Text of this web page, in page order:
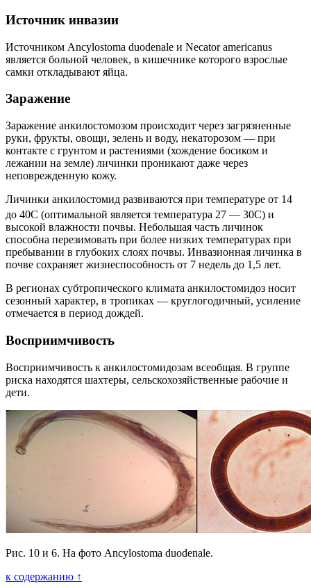
Источник инвазии
Источником Ancylostoma duodenale и Necator americanus
является больной человек, в кишечнике которого взрослые
самки откладывают яйца.
Заражение
Заражение анкилостомозом происходит через загрязненные
руки, фрукты, овощи, зелень и воду, некаторозом — при
контакте с грунтом и растениями (хождение босиком и
лежании на земле) личинки проникают даже через
неповрежденную кожу.
Личинки анкилостомид развиваются при температуре от 14
до 40С (оптимальной является температура 27 — 30С) и
высокой влажности почвы. Небольшая часть личинок
способна перезимовать при более низких температурах при
пребывании в глубоких слоях почвы. Инвазионная личинка в
почве сохраняет жизнеспособность от 7 недель до 1,5 лет.
В регионах субтропического климата анкилостомидоз носит
сезонный характер, в тропиках — круглогодичный, усиление
отмечается в период дождей.
Восприимчивость
Восприимчивость к анкилостомидозам всеобщая. В группе
риска находятся шахтеры, сельскохозяйственные рабочие и
дети.
Рис. 10 и 6. На фото Ancylostoma duodenale.
к содержанию ↑